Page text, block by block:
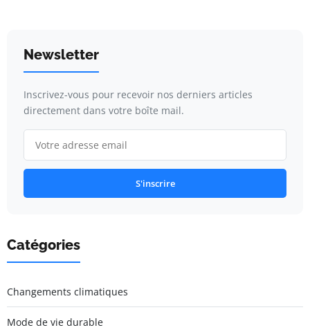
Newsletter
Inscrivez-vous pour recevoir nos derniers articles
directement dans votre boîte mail.
S'inscrire
Catégories
Changements climatiques
Mode de vie durable